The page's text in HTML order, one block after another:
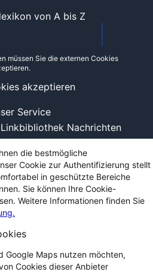
Service
Linkbibliothek Nachrichten
von A bis Z
müssen Sie die externen Cookies
akzeptieren
die bestmögliche
Cookie zur Authentifizierung stellt
in geschützte Bereiche
Sie können Ihre Cookie-
Weitere Informationen finden Sie
Google Maps nutzen möchten,
Cookies dieser Anbieter